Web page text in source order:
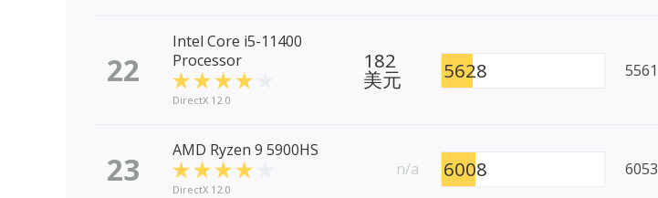
22
Intel Core i5-11400
Processor
DirectX 12.0
182
美元 5628 5561
23 AMD Ryzen 9 5900HS
DirectX 12.0
n/a 6008 6053